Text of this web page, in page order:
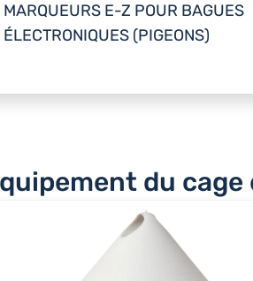
MARQUEURS E-Z POUR BAGUES
ÉLECTRONIQUES (PIGEONS)
du cage